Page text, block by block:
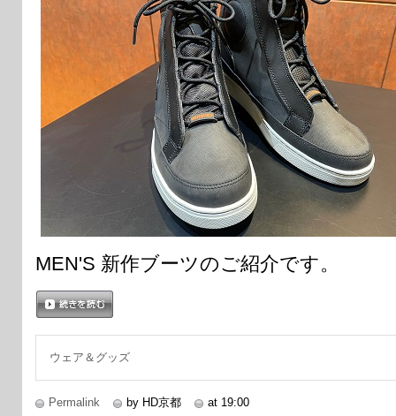
MEN'S 新作ブーツのご紹介です。
ウェア＆グッズ
Permalink by HD京都 at 19:00